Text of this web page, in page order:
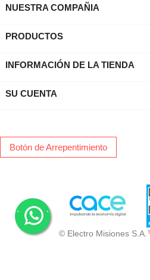
NUESTRA COMPAÑIA
PRODUCTOS
INFORMACIÓN DE LA TIENDA
SU CUENTA
Botón de Arrepentimiento
© Electro Misiones
. .